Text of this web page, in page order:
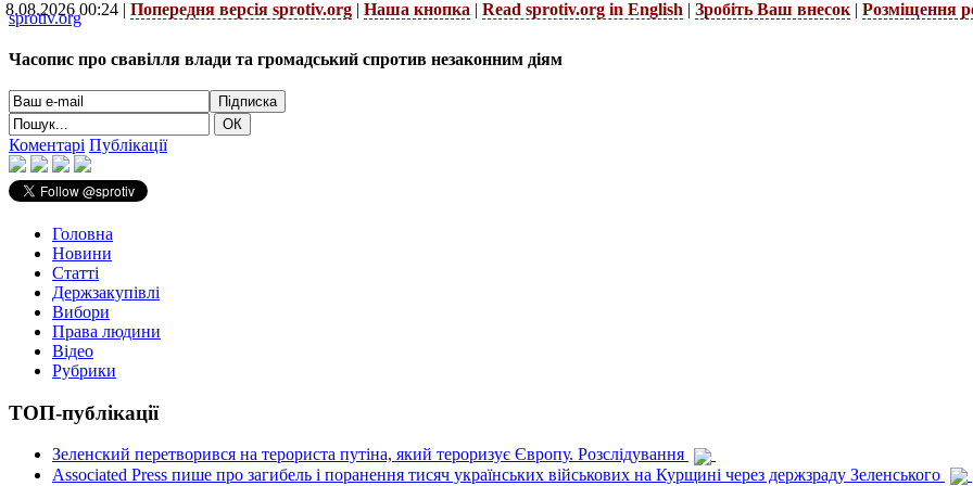
8.08.2026 00:24 | Попередня версія sprotiv.org | Наша кнопка | Read sprotiv.org in English | Зробіть Ваш внесок | Розміщення
sprotiv.org
Часопис про свавілля влади та громадський спротив незаконним діям
Коментарі Публікації
Головна
Новини
Статті
Держзакупівлі
Вибори
Права людини
Відео
Рубрики
ТОП-публікації
Зеленский перетворився на терориста путіна, який тероризує Європу. Розслідування
Associated Press пише про загибель і поранення тисяч українських військових на Курщині через держзраду Зеленського